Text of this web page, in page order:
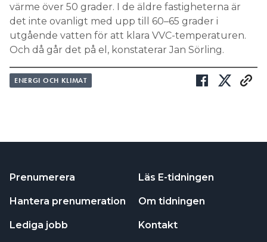
värme över 50 grader. I de äldre fastigheterna är
det inte ovanligt med upp till 60–65 grader i
utgående vatten för att klara VVC-temperaturen.
Och då går det på el, konstaterar Jan Sörling.
ENERGI OCH KLIMAT
Prenumerera
Hantera prenumeration
Lediga jobb
Läs E-tidningen
Om tidningen
Kontakt